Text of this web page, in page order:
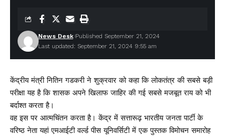
Last updated: September 21, 2024 9:55 am
News Desk Published September 21, 2024
केंद्रीय मंत्री नितिन गडकरी ने शुक्रवार को कहा कि लोकतंत्र की सबसे बड़ी
परीक्षा यह है कि शासक अपने खिलाफ जाहिर की गई सबसे मजबूत राय को भी
बर्दाश्त करता है।
वह इस पर आत्मचिंतन करता है। केंद्र में सत्तारूढ़ भारतीय जनता पार्टी के
वरिष्ठ नेता यहां एमआईटी वर्ल्ड पीस यूनिवर्सिटी में एक पुस्तक विमोचन समारोह